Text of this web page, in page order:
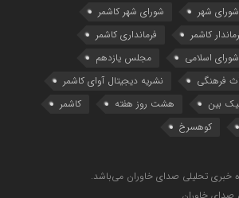
شورای شهر
شورای شهر کاشمر
کاشمر
فرمانداری کاشمر
اسلامی
مجلس یازدهم
فرهنگی
نشریه دیجیتال آوای کاشمر
بین هشت روز هفته
کاشمر
کوهسرخ
خبری تحلیلی صدای خاوران می‌باشد.